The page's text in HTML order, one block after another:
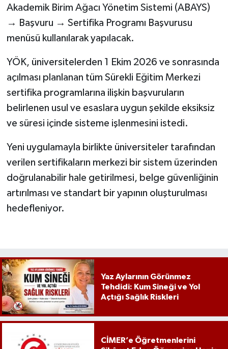
Akademik Birim Ağacı Yönetim Sistemi (ABAYS)
→ Başvuru → Sertifika Programı Başvurusu
menüsü kullanılarak yapılacak.
YÖK, üniversitelerden 1 Ekim 2026 ve sonrasında
açılması planlanan tüm Sürekli Eğitim Merkezi
sertifika programlarına ilişkin başvuruların
belirlenen usul ve esaslara uygun şekilde eksiksiz
ve süresi içinde sisteme işlenmesini istedi.
Yeni uygulamayla birlikte üniversiteler tarafından
verilen sertifikaların merkezi bir sistem üzerinden
doğrulanabilir hale getirilmesi, belge güvenliğinin
artırılması ve standart bir yapının oluşturulması
hedefleniyor.
Yaz Aylarının Görünmez
Tehdidi: Kum Sineği ve Yol
Açtığı Sağlık Riskleri
CİMER’e Öğretmenlerini